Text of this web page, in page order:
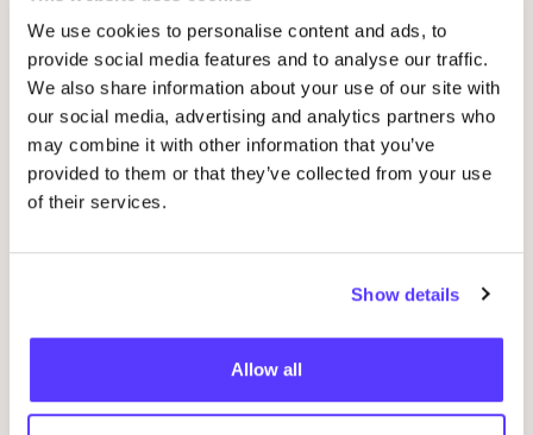
We use cookies to personalise content and ads, to
provide social media features and to analyse our traffic.
We also share information about your use of our site with
our social media, advertising and analytics partners who
may combine it with other information that you’ve
provided to them or that they’ve collected from your use
of their services.
Show details
Allow all
08 AUG
Workshop: Maak Je Eigen Trouwringen
Fien Demuynck Juwelen
Workshop